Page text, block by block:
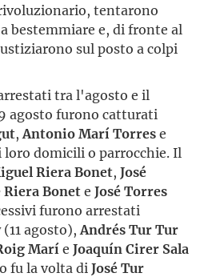
tentarono
bestemmiare e, di fronte al
sul posto a colpi
tra l'agosto e il
agosto furono catturati
, Antonio Marí Torrese
loro domicili o parrocchie. Il
Riera Bonet, José
Riera Bonete José Torres
furono arrestati
(11 agosto), Andrés Tur Tur
Marí e Joaquín Cirer Sala
fu la volta di José Tur